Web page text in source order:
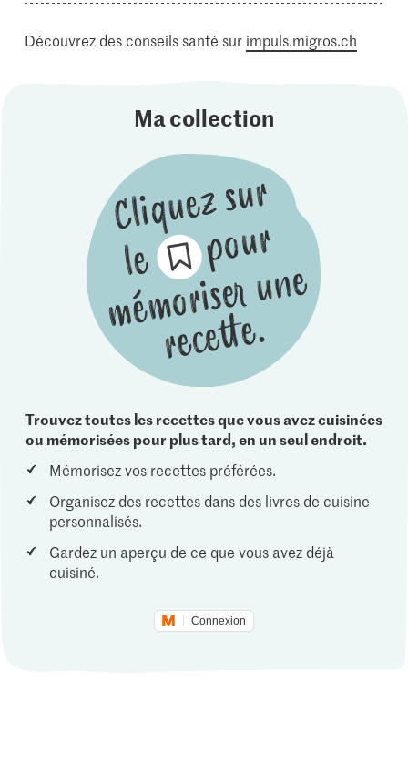
Découvrez des conseils santé sur impuls.migros.ch
Ma collection
Trouvez toutes les recettes que vous avez cuisinées
ou mémorisées pour plus tard, en un seul endroit.
Mémorisez vos recettes préférées.
Organisez des recettes dans des livres de cuisine
personnalisés.
Gardez un aperçu de ce que vous avez déjà
cuisiné.
Connexion